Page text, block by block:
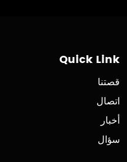
Quick Link
قصتنا
اتصال
أخبار
سؤال